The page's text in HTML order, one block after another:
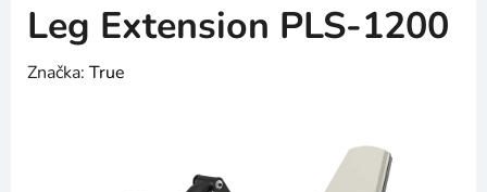
Leg Extension PLS-1200
Značka: True